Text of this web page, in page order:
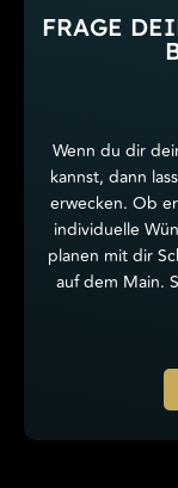
FRAGE
Wenn du dir
kannst, dann
erwecken. Ob
individuelle
planen mit dir
auf dem Main.